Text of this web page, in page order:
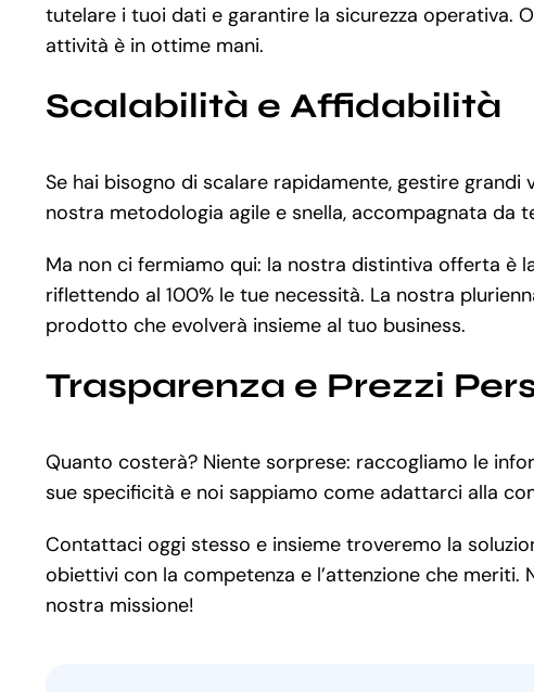
tutelare i tuoi dati e garantire la sicurezza operativa.
attività è in ottime mani.
Scalabilità e Affidabilità
Se hai bisogno di scalare rapidamente, gestire
nostra metodologia agile e snella, accompagnata da
Ma non ci fermiamo qui: la nostra distintiva offerta è
riflettendo al 100% le tue necessità. La nostra
prodotto che evolverà insieme al tuo business.
Trasparenza e Prezzi
Quanto costerà? Niente sorprese: raccogliamo le
sue specificità e noi sappiamo come adattarci alla
Contattaci oggi stesso e insieme troveremo la
obiettivi con la competenza e l’attenzione che
nostra missione!